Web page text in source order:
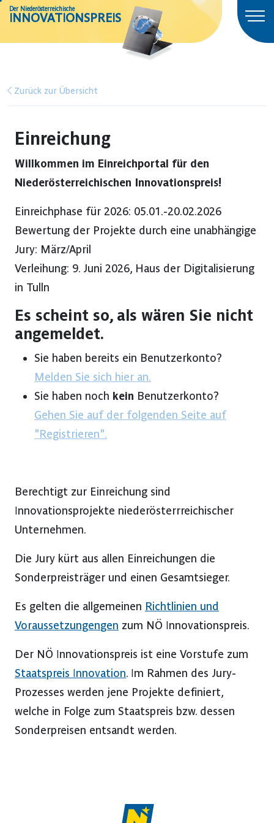
Der Niederösterreichische
INNOVATIONSPREIS
Zurück zur Übersicht
Einreichung
Willkommen im Einreichportal für den
Niederösterreichischen Innovationspreis!
Einreichphase für 2026: 05.01.-20.02.2026
Bewertung der Projekte durch eine unabhängige
Jury: März/April
Verleihung: 9. Juni 2026, Haus der Digitalisierung
in Tulln
Es scheint so, als wären Sie nicht
angemeldet.
Sie haben bereits ein Benutzerkonto?
Melden Sie sich hier an.
Sie haben noch kein Benutzerkonto?
Gehen Sie auf der folgenden Seite auf
"Registrieren".
Berechtigt zur Einreichung sind
Innovationsprojekte niederösterrreichischer
Unternehmen.
Die Jury kürt aus allen Einreichungen die
Sonderpreisträger und einen Gesamtsieger.
Es gelten die allgemeinen Richtlinien und
Voraussetzungengen zum NÖ Innovationspreis.
Der NÖ Innovationspreis ist eine Vorstufe zum
Staatspreis Innovation. Im Rahmen des Jury-
Prozesses werden jene Projekte definiert,
welche in Folge zum Staatspreis bzw. dessen
Sonderpreisen entsandt werden.